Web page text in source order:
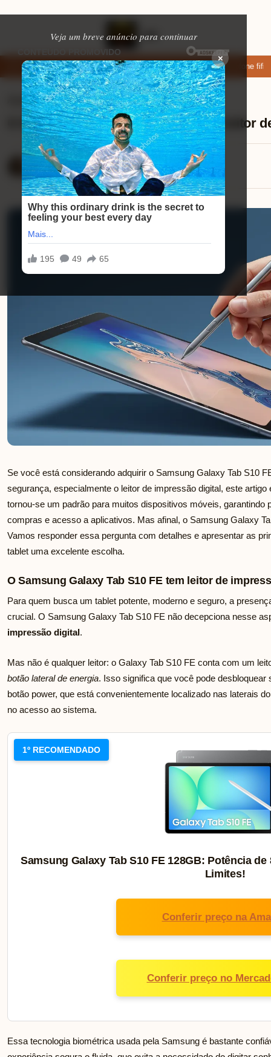
Veja um breve anúncio para continuar
×
apps de namoro que permitem enviar fotos e vídeos Microfone fifine
Ajuda (FAQ) ⏱ 8 min de leitura
O Samsung Galaxy Tab S10 FE tem leitor
Mariana Souza
09/09/2025
Se você está considerando adquirir o Samsung Galaxy Tab S10
segurança, especialmente o leitor de impressão digital, este
tornou-se um padrão para muitos dispositivos móveis, garantindo
compras e acesso a aplicativos. Mas afinal, o Samsung Galaxy
Vamos responder essa pergunta com detalhes e apresentar as
tablet uma excelente escolha.
O Samsung Galaxy Tab S10 FE tem leitor de
Para quem busca um tablet potente, moderno e seguro, a
crucial. O Samsung Galaxy Tab S10 FE não decepciona nesse
impressão digital.
Mas não é qualquer leitor: o Galaxy Tab S10 FE conta com um
botão lateral de energia. Isso significa que você pode
botão power, que está convenientemente localizado nas laterais
no acesso ao sistema.
1º RECOMENDADO
Samsung Galaxy Tab S10 FE 128GB: Potência
Limites!
Conferir preço na
Conferir preço no
Essa tecnologia biométrica usada pela Samsung é bastante